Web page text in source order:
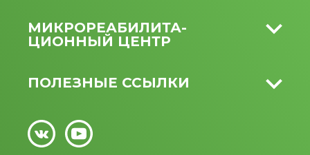
МИКРО­РЕАБИЛИТА­
ЦИОННЫЙ ЦЕНТР
ПОЛЕЗНЫЕ ССЫЛКИ